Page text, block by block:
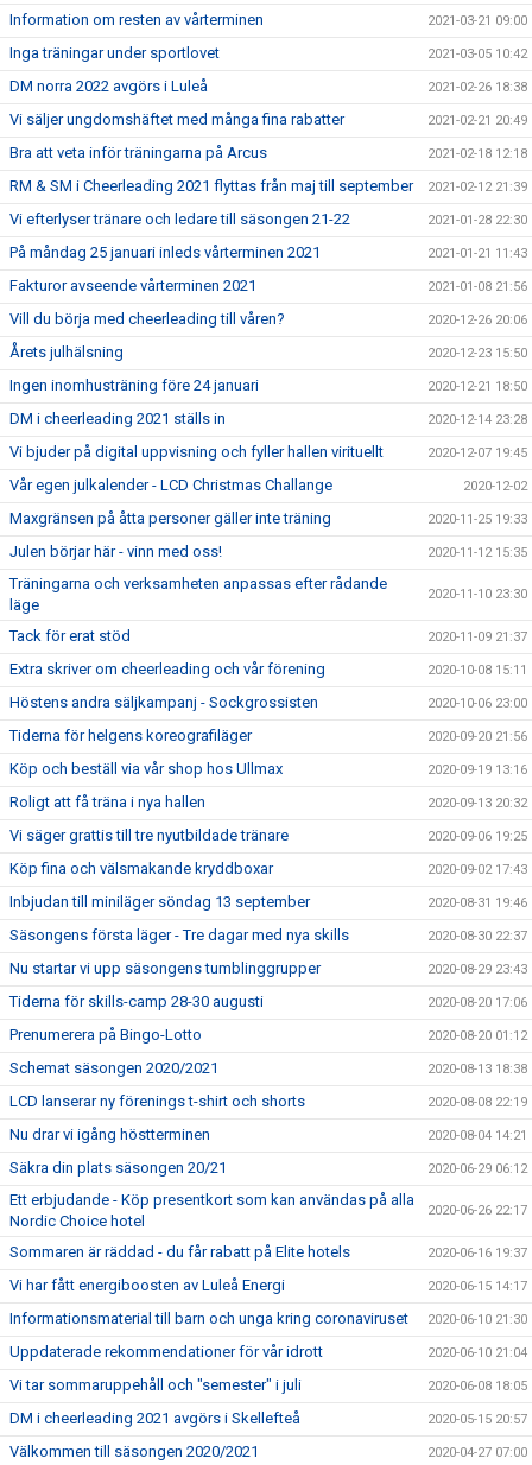
Information om resten av vårterminen 2021-03-21 09:00
Inga träningar under sportlovet 2021-03-05 10:42
DM norra 2022 avgörs i Luleå 2021-02-26 18:38
Vi säljer ungdomshäftet med många fina rabatter 2021-02-21 20:49
Bra att veta inför träningarna på Arcus 2021-02-18 12:18
RM & SM i Cheerleading 2021 flyttas från maj till september 2021-02-12 21:39
Vi efterlyser tränare och ledare till säsongen 21-22 2021-01-28 22:30
På måndag 25 januari inleds vårterminen 2021 2021-01-21 11:43
Fakturor avseende vårterminen 2021 2021-01-08 21:56
Vill du börja med cheerleading till våren? 2020-12-26 20:06
Årets julhälsning 2020-12-23 15:50
Ingen inomhusträning före 24 januari 2020-12-21 18:50
DM i cheerleading 2021 ställs in 2020-12-14 23:28
Vi bjuder på digital uppvisning och fyller hallen virituellt 2020-12-07 19:45
Vår egen julkalender - LCD Christmas Challange 2020-12-02
Maxgränsen på åtta personer gäller inte träning 2020-11-25 19:33
Julen börjar här - vinn med oss! 2020-11-12 15:35
Träningarna och verksamheten anpassas efter rådande
läge
2020-11-10 23:30
Tack för erat stöd 2020-11-09 21:37
Extra skriver om cheerleading och vår förening 2020-10-08 15:11
Höstens andra säljkampanj - Sockgrossisten 2020-10-06 23:00
Tiderna för helgens koreografiläger 2020-09-20 21:56
Köp och beställ via vår shop hos Ullmax 2020-09-19 13:16
Roligt att få träna i nya hallen 2020-09-13 20:32
Vi säger grattis till tre nyutbildade tränare 2020-09-06 19:25
Köp fina och välsmakande kryddboxar 2020-09-02 17:43
Inbjudan till miniläger söndag 13 september 2020-08-31 19:46
Säsongens första läger - Tre dagar med nya skills 2020-08-30 22:37
Nu startar vi upp säsongens tumblinggrupper 2020-08-29 23:43
Tiderna för skills-camp 28-30 augusti 2020-08-20 17:06
Prenumerera på Bingo-Lotto 2020-08-20 01:12
Schemat säsongen 2020/2021 2020-08-13 18:38
LCD lanserar ny förenings t-shirt och shorts 2020-08-08 22:19
Nu drar vi igång höstterminen 2020-08-04 14:21
Säkra din plats säsongen 20/21 2020-06-29 06:12
Ett erbjudande - Köp presentkort som kan användas på alla
Nordic Choice hotel
2020-06-26 22:17
Sommaren är räddad - du får rabatt på Elite hotels 2020-06-16 19:37
Vi har fått energiboosten av Luleå Energi 2020-06-15 14:17
Informationsmaterial till barn och unga kring coronaviruset 2020-06-10 21:30
Uppdaterade rekommendationer för vår idrott 2020-06-10 21:04
Vi tar sommaruppehåll och "semester" i juli 2020-06-08 18:05
DM i cheerleading 2021 avgörs i Skellefteå 2020-05-15 20:57
Välkommen till säsongen 2020/2021 2020-04-27 07:00